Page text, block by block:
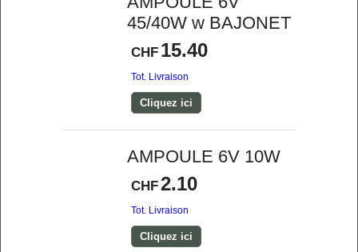
45/40W w BAJONET
CHF 15.40
Tot. Livraison
Cliquez ici
AMPOULE 6V 10W
CHF2.10
Tot. Livraison
Cliquez ici